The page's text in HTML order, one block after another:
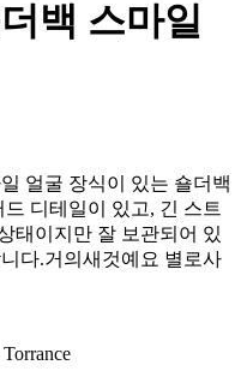
백 스마일
얼굴 장식이 있는 숄더백
디테일이 있고, 긴 스트
태이지만 잘 보관되어 있
다.거의새것예요 별로사